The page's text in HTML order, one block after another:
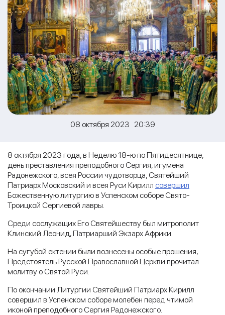
08 октября 2023 20:39
8 октября 2023 года, в Неделю 18-ю по Пятидесятнице,
день преставления преподобного Сергия, игумена
Радонежского, всея России чудотворца, Святейший
Патриарх Московский и всея Руси Кирилл совершил
Божественную литургию в Успенском соборе Свято-
Троицкой Сергиевой лавры.
Среди сослужащих Его Святейшеству был митрополит
Клинский Леонид, Патриарший Экзарх Африки.
На сугубой ектении были вознесены особые прошения,
Предстоятель Русской Православной Церкви прочитал
молитву о Святой Руси.
По окончании Литургии Святейший Патриарх Кирилл
совершил в Успенском соборе молебен перед чтимой
иконой преподобного Сергия Радонежского.